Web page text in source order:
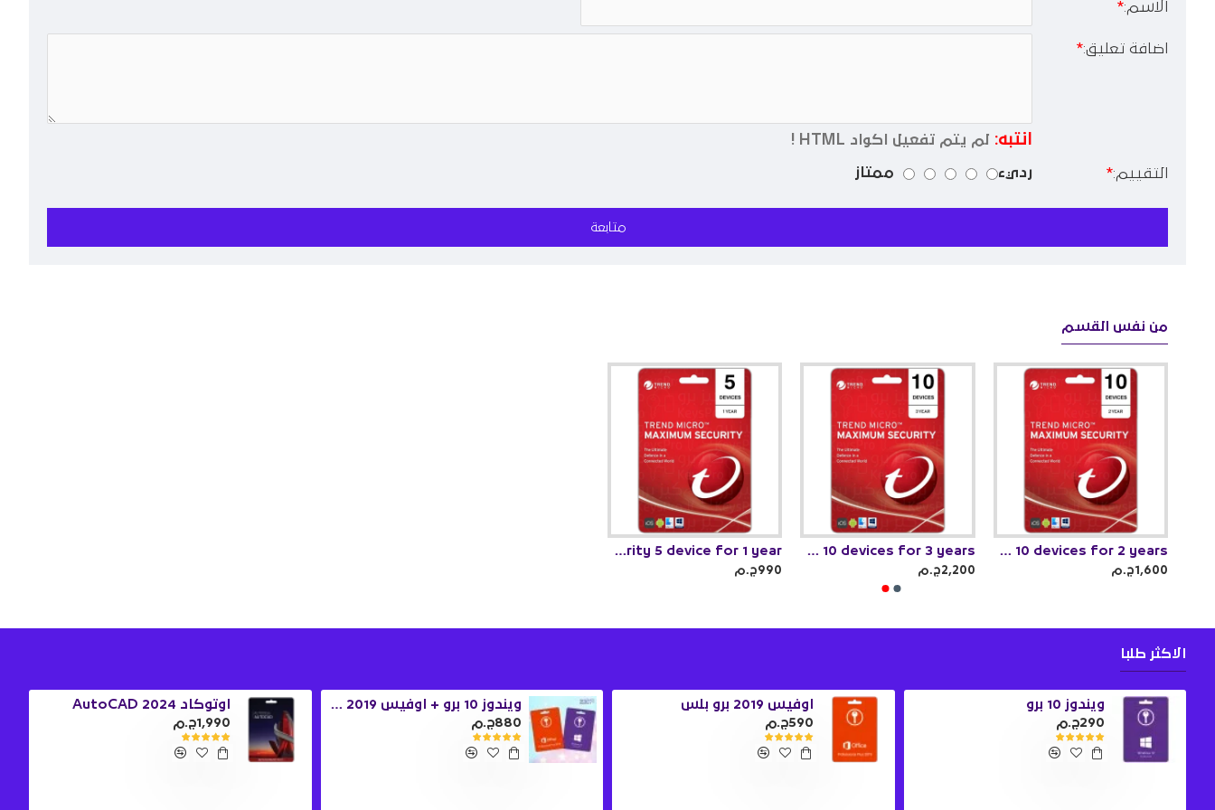
الاسم:
اضافة تعليق:
انتبه: لم يتم تفعيل اكواد HTML !
التقييم: رديء ممتاز
متابعة
من نفس القسم
1,600ج.م 2,200ج.م 990ج.م
الاكثر طلبا
ويندوز 10 برو
290ج.م
اوفيس 2019 برو بلس
590ج.م
880ج.م
اوتوكاد 2024 AutoCAD
1,990ج.م